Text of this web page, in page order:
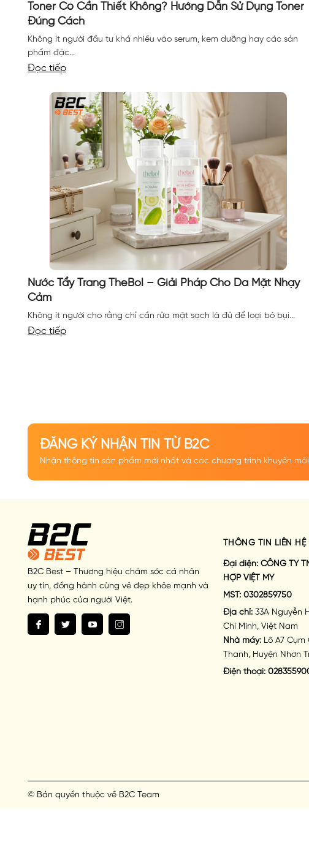
Toner Có Cần Thiết Không? Hướng Dẫn Sử Dụng Toner
Đúng Cách
Không ít người đầu tư khá nhiều vào serum, kem dưỡng hay các sản
phẩm đặc...
Đọc tiếp
Nước Tẩy Trang TheBol – Giải Pháp Cho Da Mặt Nhạy
Cảm
Không ít người cho rằng chỉ cần rửa mặt sạch là đủ để loại bỏ bụi...
Đọc tiếp
ĐĂNG KÝ NHẬN TIN TỪ B2C
Nhận thông tin sản phẩm mới nhất và các chương trình khuyến
B2C Best – Thương hiệu chăm sóc cá nhân
uy tín, đồng hành cùng vẻ đẹp khỏe mạnh và
hạnh phúc của người Việt.
THÔNG TIN LIÊN HỆ
Đại diện: CÔNG TY
HỢP VIỆT MY
MST: 0302859750
Địa chỉ: 33A Nguyễn
Chí Minh, Việt Nam
Nhà máy:Lô A7 Cụm
Thanh, Huyện Nhơn
Điện thoại:
© Bản quyền thuộc về B2C Team